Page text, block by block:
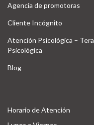
Agencia de promotoras
Cliente Incógnito
Atención Psicológica –
Psicológica
Blog
Horario de Atención